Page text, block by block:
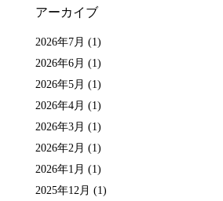
アーカイブ
2026年7月 (1)
2026年6月 (1)
2026年5月 (1)
2026年4月 (1)
2026年3月 (1)
2026年2月 (1)
2026年1月 (1)
2025年12月 (1)